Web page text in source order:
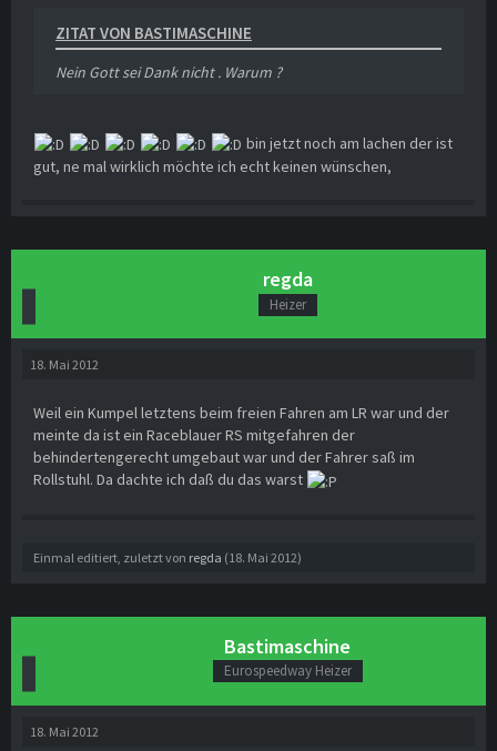
ZITAT VON BASTIMASCHINE
Nein Gott sei Dank nicht . Warum ?
bin jetzt noch am lachen der ist
gut, ne mal wirklich möchte ich echt keinen wünschen,
regda
Heizer
18. Mai 2012
Weil ein Kumpel letztens beim freien Fahren am LR war und der
meinte da ist ein Raceblauer RS mitgefahren der
behindertengerecht umgebaut war und der Fahrer saß im
Rollstuhl. Da dachte ich daß du das warst
Einmal editiert, zuletzt von regda (18. Mai 2012)
Bastimaschine
Eurospeedway Heizer
18. Mai 2012